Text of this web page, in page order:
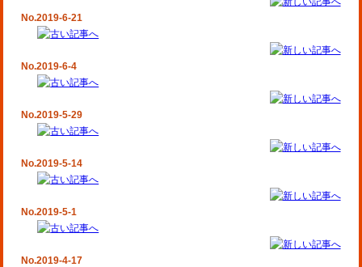
No.2019-6-21
No.2019-6-4
No.2019-5-29
No.2019-5-14
No.2019-5-1
No.2019-4-17